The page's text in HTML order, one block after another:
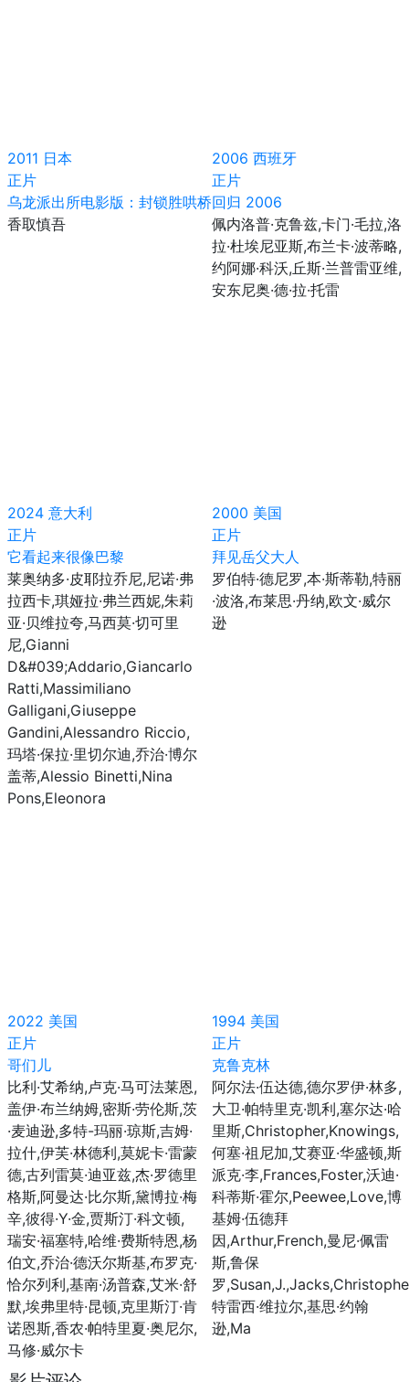
2011 日本
正片
乌龙派出所电影版：封锁胜哄桥
香取慎吾
2006 西班牙
正片
回归 2006
佩内洛普·克鲁兹,卡门·毛拉,洛
拉·杜埃尼亚斯,布兰卡·波蒂略,
约阿娜·科沃,丘斯·兰普雷亚维,
安东尼奥·德·拉·托雷
2024 意大利
正片
它看起来很像巴黎
莱奥纳多·皮耶拉乔尼,尼诺·弗
拉西卡,琪娅拉·弗兰西妮,朱莉
亚·贝维拉夸,马西莫·切可里
尼,Gianni
D&#039;Addario,Giancarlo
Ratti,Massimiliano
Galligani,Giuseppe
Gandini,Alessandro Riccio,
玛塔·保拉·里切尔迪,乔治·博尔
盖蒂,Alessio Binetti,Nina
Pons,Eleonora
2000 美国
正片
拜见岳父大人
罗伯特·德尼罗,本·斯蒂勒,特丽
·波洛,布莱思·丹纳,欧文·威尔
逊
2022 美国
正片
哥们儿
比利·艾希纳,卢克·马可法莱恩,
盖伊·布兰纳姆,密斯·劳伦斯,茨
·麦迪逊,多特-玛丽·琼斯,吉姆·
拉什,伊芙·林德利,莫妮卡·雷蒙
德,古列雷莫·迪亚兹,杰·罗德里
格斯,阿曼达·比尔斯,黛博拉·梅
辛,彼得·Y·金,贾斯汀·科文顿,
瑞安·福塞特,哈维·费斯特恩,杨
伯文,乔治·德沃尔斯基,布罗克·
恰尔列利,基南·汤普森,艾米·舒
默,埃弗里特·昆顿,克里斯汀·肯
诺恩斯,香农·帕特里夏·奥尼尔,
马修·威尔卡
1994 美国
正片
克鲁克林
阿尔法·伍达德,德尔罗伊·林多,
大卫·帕特里克·凯利,塞尔达·哈
里斯,Christopher,Knowings,
何塞·祖尼加,艾赛亚·华盛顿,斯
派克·李,Frances,Foster,沃迪·
科蒂斯·霍尔,Peewee,Love,博
基姆·伍德拜
因,Arthur,French,曼尼·佩雷
斯,鲁保
罗
特雷西·维拉尔,基思·约翰
逊,Ma